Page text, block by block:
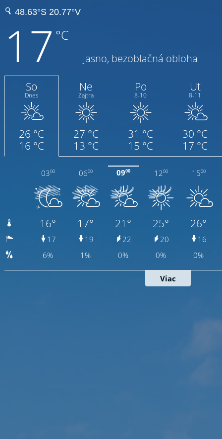
17 °C
Jasno, bezoblačná obloha
So
Dnes
26 °C
16 °C
Ne
Zajtra
27 °C
13 °C
Po
8-10
31 °C
15 °C
Ut
8-11
30 °C
17 °C
0300 0600 0900 1200 1500
16° 17° 21° 25° 26°
17 19 22 20
16
6%
1% 0% 0% 0%
Viac